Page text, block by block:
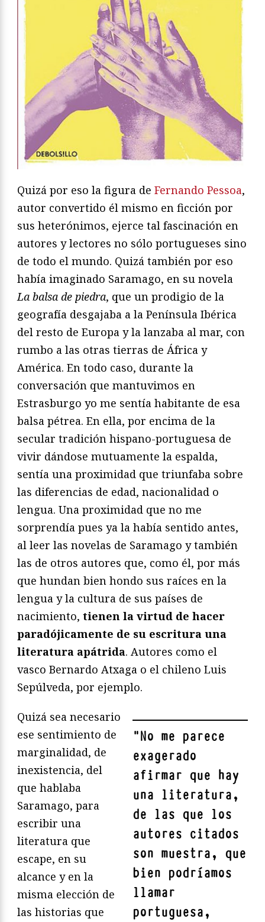
Quizá por eso la figura de Fernando Pessoa,
autor convertido él mismo en ficción por
sus heterónimos, ejerce tal fascinación en
autores y lectores no sólo portugueses sino
de todo el mundo. Quizá también por eso
había imaginado Saramago, en su novela
La balsa de piedra, que un prodigio de la
geografía desgajaba a la Península Ibérica
del resto de Europa y la lanzaba al mar, con
rumbo a las otras tierras de África y
América. En todo caso, durante la
conversación que mantuvimos en
Estrasburgo yo me sentía habitante de esa
balsa pétrea. En ella, por encima de la
secular tradición hispano-portuguesa de
vivir dándose mutuamente la espalda,
sentía una proximidad que triunfaba sobre
las diferencias de edad, nacionalidad o
lengua. Una proximidad que no me
sorprendía pues ya la había sentido antes,
al leer las novelas de Saramago y también
las de otros autores que, como él, por más
que hundan bien hondo sus raíces en la
lengua y la cultura de sus países de
nacimiento, tienen la virtud de hacer
paradójicamente de su escritura una
literatura apátrida. Autores como el
vasco Bernardo Atxaga o el chileno Luis
Sepúlveda, por ejemplo.
"No me parece
exagerado
afirmar que hay
una literatura,
de las que los
autores citados
son muestra, que
bien podríamos
llamar
portuguesa,
Quizá sea necesario
ese sentimiento de
marginalidad, de
inexistencia, del
que hablaba
Saramago, para
escribir una
literatura que
escape, en su
alcance y en la
misma elección de
las historias que